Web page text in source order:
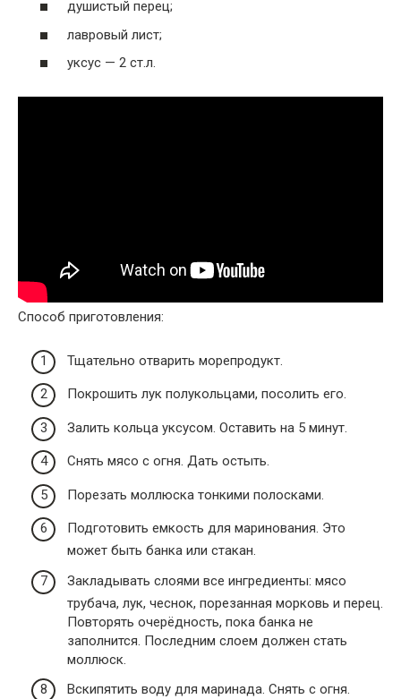
душистый перец;
лавровый лист;
уксус — 2 ст.л.
Способ приготовления:
Тщательно отварить морепродукт.
Покрошить лук полукольцами, посолить его.
Залить кольца уксусом. Оставить на 5 минут.
Снять мясо с огня. Дать остыть.
Порезать моллюска тонкими полосками.
Подготовить емкость для маринования. Это
может быть банка или стакан.
Закладывать слоями все ингредиенты: мясо
трубача, лук, чеснок, порезанная морковь и перец.
Повторять очерёдность, пока банка не
заполнится. Последним слоем должен стать
моллюск.
Вскипятить воду для маринада. Снять с огня.